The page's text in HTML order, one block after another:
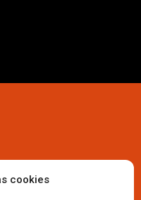
cookies